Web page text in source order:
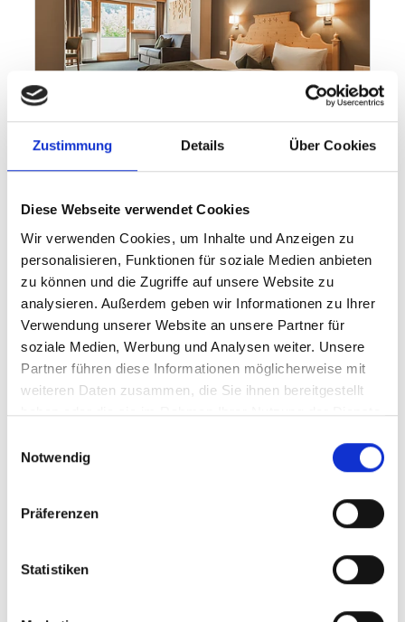
Zustimmung Details Über Cookies
Diese Webseite verwendet Cookies
Wir verwenden Cookies, um Inhalte und Anzeigen zu
personalisieren, Funktionen für soziale Medien anbieten
zu können und die Zugriffe auf unsere Website zu
analysieren. Außerdem geben wir Informationen zu Ihrer
Verwendung unserer Website an unsere Partner für
soziale Medien, Werbung und Analysen weiter. Unsere
Partner führen diese Informationen möglicherweise mit
weiteren Daten zusammen, die Sie ihnen bereitgestellt
haben oder die sie im Rahmen Ihrer Nutzung der Dienste
Notwendig
Präferenzen
Statistiken